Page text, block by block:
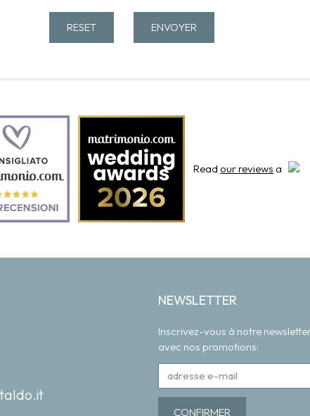
Readour reviews a
NEWSLETTER
Inscrivez-vous à notre
avec nos promotions: